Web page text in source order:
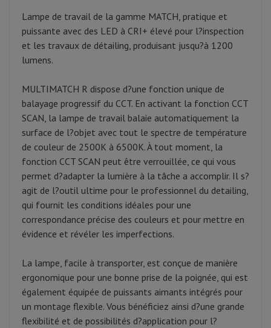
Lampe de travail de la gamme MATCH, pratique et
puissante avec des LED à CRI+ élevé pour l?inspection
et les travaux de détailing, produisant jusqu?à 1200
lumens.
MULTIMATCH R dispose d?une fonction unique de
balayage progressif du CCT. En activant la fonction CCT
SCAN, la lampe de travail balaie automatiquement la
surface de l?objet avec tout le spectre de température
de couleur de 2500K à 6500K. À tout moment, la
fonction CCT SCAN peut être verrouillée, ce qui vous
permet d?adapter la lumière à la tâche a accomplir. Il s?
agit de l?outil ultime pour le professionnel du detailing,
qui fournit les conditions idéales pour une
correspondance précise des couleurs et pour mettre en
évidence et révéler les imperfections.
La lampe, facile à transporter, est conçue de manière
ergonomique pour une bonne prise de la poignée, qui est
également équipée de puissants aimants intégrés pour
un montage flexible. Vous bénéficiez ainsi d?une grande
flexibilité et de possibilités d?application pour l?